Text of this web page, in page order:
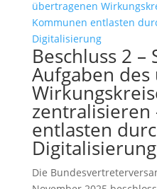
Beschluss 2 –
Aufgaben
zentralisieren
entlasten
Digitalisierung
Die